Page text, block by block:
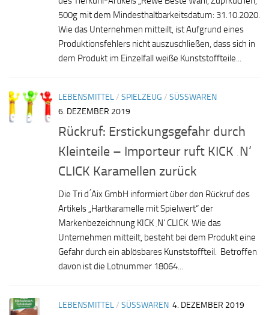
500g mit dem Mindesthaltbarkeitsdatum: 31.10.2020.
Wie das Unternehmen mitteilt, ist Aufgrund eines
Produktionsfehlers nicht auszuschließen, dass sich in
dem Produkt im Einzelfall weiße Kunststoffteile...
LEBENSMITTEL/ SPIELZEUG / SÜSSWAREN
6. DEZEMBER 2019
Rückruf: Erstickungsgefahr durch
Kleinteile – Importeur ruft KICK ‚N‘
CLICK Karamellen zurück
Die Tri d ́Aix GmbH informiert über den Rückruf des
Artikels „Hartkaramelle mit Spielwert“ der
Markenbezeichnung KICK ‚N‘ CLICK. Wie das
Unternehmen mitteilt, besteht bei dem Produkt eine
Gefahr durch ein ablösbares Kunststoffteil. Betroffen
davon ist die Lotnummer 18064...
LEBENSMITTEL/ SÜSSWAREN 4. DEZEMBER 2019